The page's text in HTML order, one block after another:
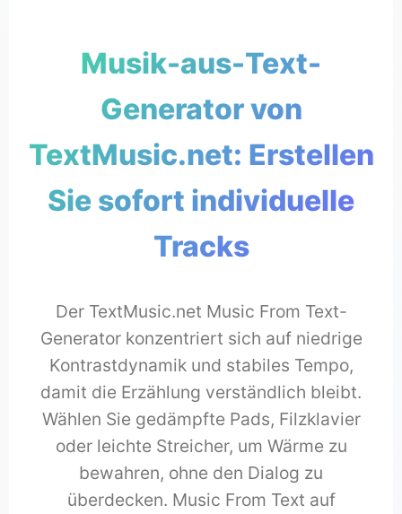
Musik-aus-Text-
Generator von
TextMusic.net: Erstellen
Sie sofort individuelle
Tracks
Der TextMusic.net Music From Text-
Generator konzentriert sich auf niedrige
Kontrastdynamik und stabiles Tempo,
damit die Erzählung verständlich bleibt.
Wählen Sie gedämpfte Pads, Filzklavier
oder leichte Streicher, um Wärme zu
bewahren, ohne den Dialog zu
überdecken. Music From Text auf